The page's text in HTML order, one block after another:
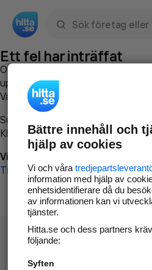
Ett fel har inträffat
Om du vill kan du
uppstod så att vi lättare och
Vänligen försök med följande:
Surfa till
Klicka påTillbaka-knappen i
Vi beklagar besväret!
Till startsidan
Bättre innehåll och
hjälp av cookies
Vi och våra
information med hjälp av
enhetsidentifierare då du
av informationen kan vi
tjänster.
Hitta.se och dess partners
följande:
Syften